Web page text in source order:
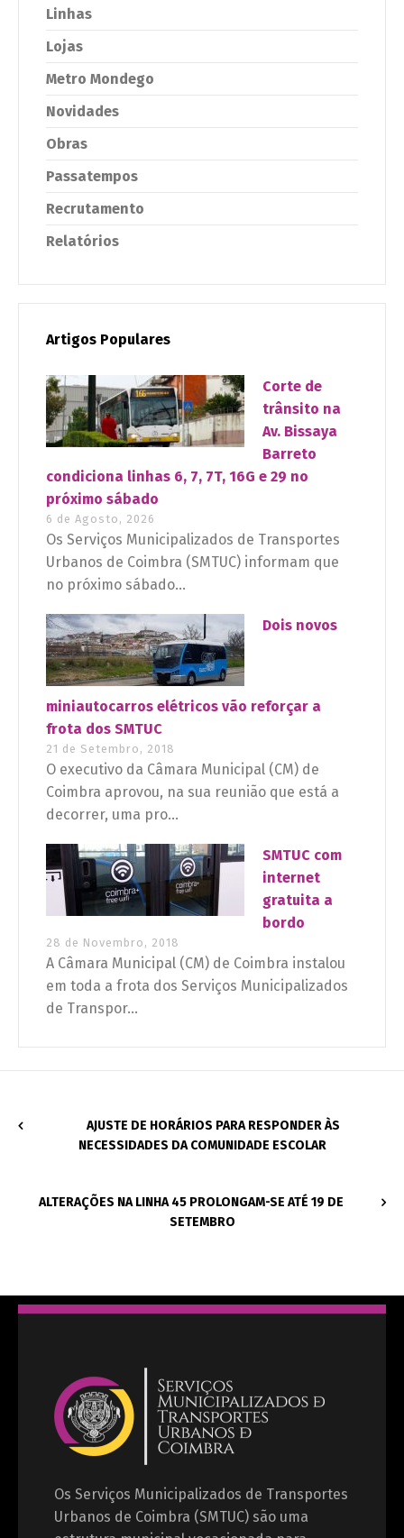
Linhas
Lojas
Metro Mondego
Novidades
Obras
Passatempos
Recrutamento
Relatórios
Artigos Populares
Corte de
trânsito na
Av. Bissaya
Barreto
condiciona linhas 6, 7, 7T, 16G e 29 no
próximo sábado
6 de Agosto, 2026
Os Serviços Municipalizados de Transportes
Urbanos de Coimbra (SMTUC) informam que
no próximo sábado...
Dois novos
miniautocarros elétricos vão reforçar a
frota dos SMTUC
21 de Setembro, 2018
O executivo da Câmara Municipal (CM) de
Coimbra aprovou, na sua reunião que está a
decorrer, uma pro...
SMTUC com
internet
gratuita a
bordo
28 de Novembro, 2018
A Câmara Municipal (CM) de Coimbra instalou
em toda a frota dos Serviços Municipalizados
de Transpor...
AJUSTE DE HORÁRIOS PARA RESPONDER ÀS
NECESSIDADES DA COMUNIDADE ESCOLAR
ALTERAÇÕES NA LINHA 45 PROLONGAM-SE ATÉ 19 DE
SETEMBRO
Os Serviços Municipalizados de Transportes
Urbanos de Coimbra (SMTUC) são uma